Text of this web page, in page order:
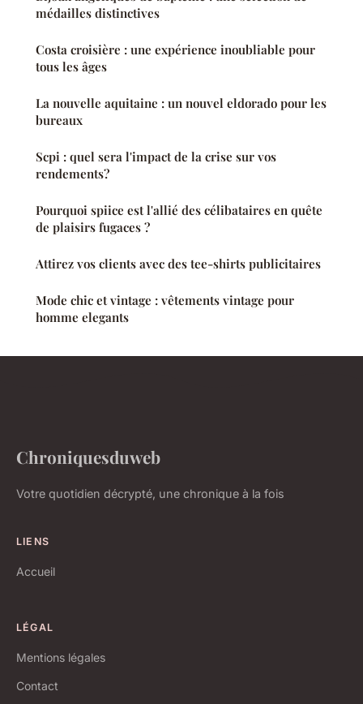
médailles distinctives
Costa croisière : une expérience inoubliable pour
tous les âges
La nouvelle aquitaine : un nouvel eldorado pour les
bureaux
Scpi : quel sera l'impact de la crise sur vos
rendements?
Pourquoi spiice est l'allié des célibataires en quête
de plaisirs fugaces ?
Attirez vos clients avec des tee-shirts publicitaires
Mode chic et vintage : vêtements vintage pour
homme elegants
Chroniquesduweb
Votre quotidien décrypté, une chronique à la fois
LIENS
Accueil
LÉGAL
Mentions légales
Contact